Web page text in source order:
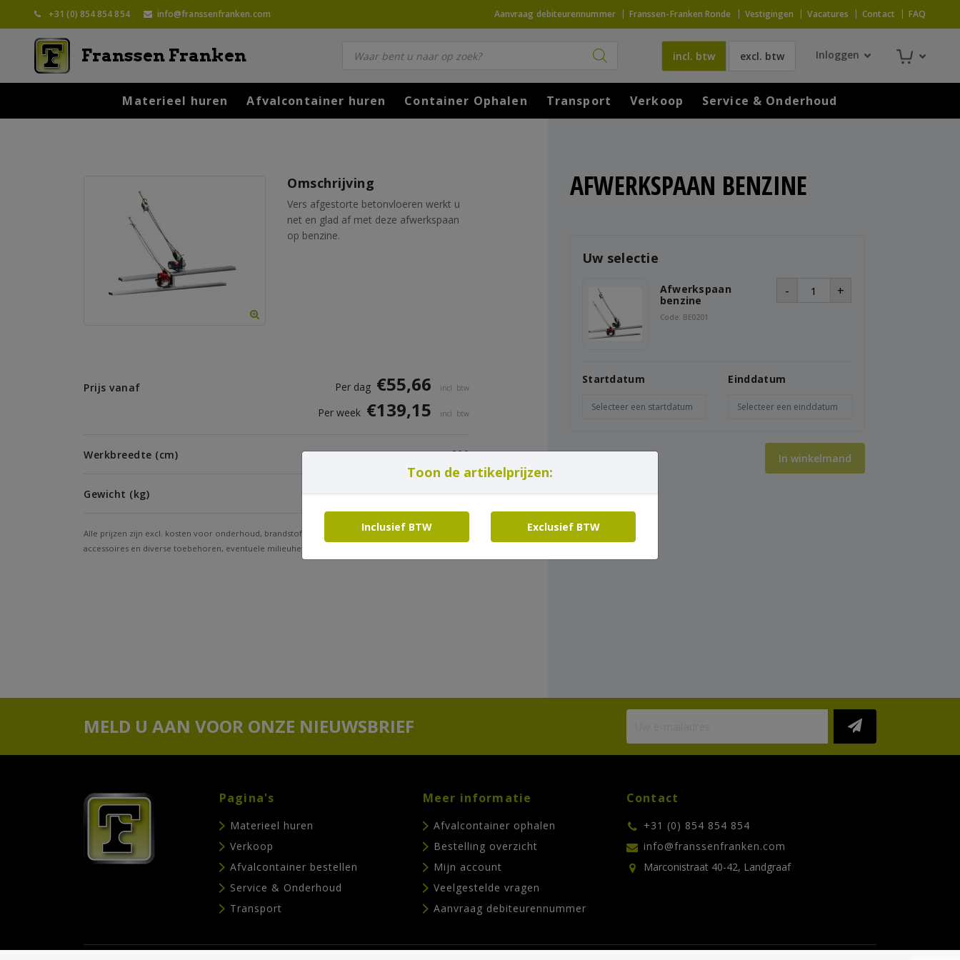
+31 (0) 854 854 854 info@franssenfranken.com Aanvraag debiteurennummer Franssen-Franken Ronde Vestigingen Vacatures Contact FAQ
Franssen Franken incl. btw excl. btw Inloggen
Materieel huren Afvalcontainer huren Container Ophalen Transport Verkoop Service & Onderhoud
Omschrijving
Vers afgestorte betonvloeren werkt u
net en glad af met deze afwerkspaan
op benzine.
Prijs vanaf Per dag €55,66 incl. btw
Per week €139,15 incl. btw
Werkbreedte (cm) 200
Gewicht (kg) 17
Alle prijzen zijn excl. kosten voor onderhoud, brandstof, olie, slijp- en slijtage, transport, reiniging,
accessoires en diverse toebehoren, eventuele milieuheffingen en 9,5% verzekeringskosten.
AFWERKSPAAN BENZINE
Uw selectie
Afwerkspaan
benzine
Code: BE0201
- +
Startdatum Einddatum
In winkelmand
MELD U AAN VOOR ONZE NIEUWSBRIEF
Pagina's
Materieel huren
Verkoop
Afvalcontainer bestellen
Service & Onderhoud
Transport
Meer informatie
Afvalcontainer ophalen
Bestelling overzicht
Mijn account
Veelgestelde vragen
Aanvraag debiteurennummer
Contact
+31 (0) 854 854 854
info@franssenfranken.com
Marconistraat 40-42, Landgraaf
Toon de artikelprijzen:
Inclusief BTW Exclusief BTW